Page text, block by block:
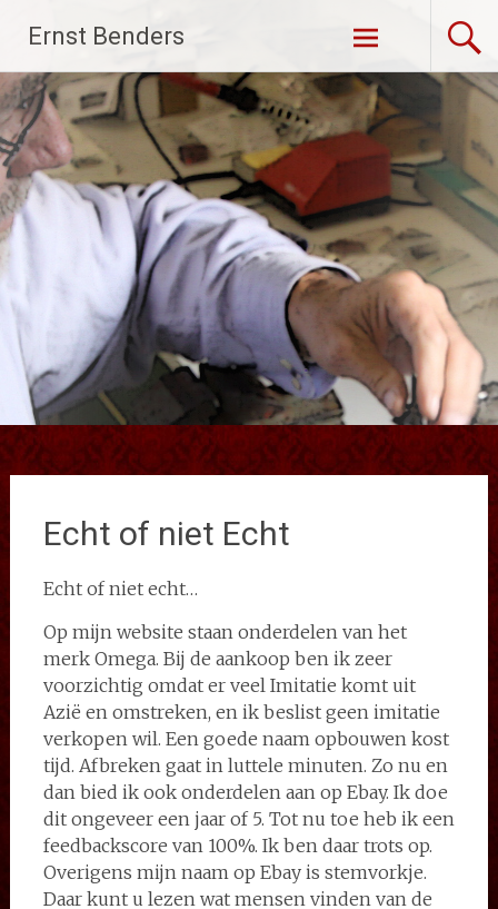
naar
de
inhoud
Ernst Benders
Echt of niet Echt
Echt of niet echt…
Op mijn website staan onderdelen van het
merk Omega. Bij de aankoop ben ik zeer
voorzichtig omdat er veel Imitatie komt uit
Azië en omstreken, en ik beslist geen imitatie
verkopen wil. Een goede naam opbouwen kost
tijd. Afbreken gaat in luttele minuten. Zo nu en
dan bied ik ook onderdelen aan op Ebay. Ik doe
dit ongeveer een jaar of 5. Tot nu toe heb ik een
feedbackscore van 100%. Ik ben daar trots op.
Overigens mijn naam op Ebay is stemvorkje.
Daar kunt u lezen wat mensen vinden van de